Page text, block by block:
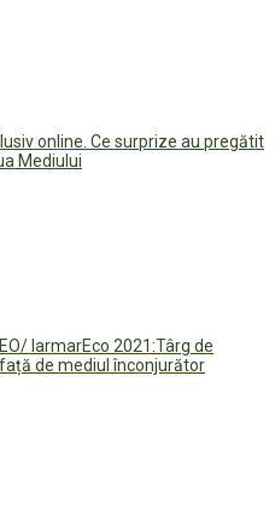
online. Ce surprize au pregătit
Mediului
IarmarEco 2021:Târg de
de mediul înconjurător